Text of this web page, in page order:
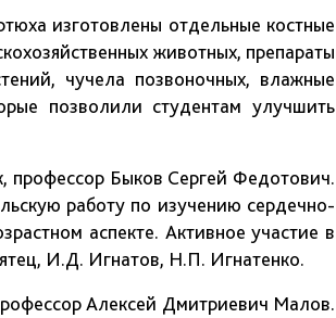
изготовлены отдельные костные
животных, препараты
чучела позвоночных, влажные
позволили студентам улучшить
Быков Сергей Федотович.
работу по изучению сердечно-
аспекте. Активное участие в
И.Д. Игнатов, Н.П. Игнатенко.
Алексей Дмитриевич Малов.